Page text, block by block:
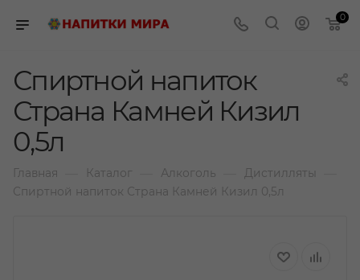
0
Спиртной напиток
Страна Камней Кизил
0,5л
Главная Каталог Алкоголь Дистилляты
Спиртной напиток Страна Камней Кизил 0,5л